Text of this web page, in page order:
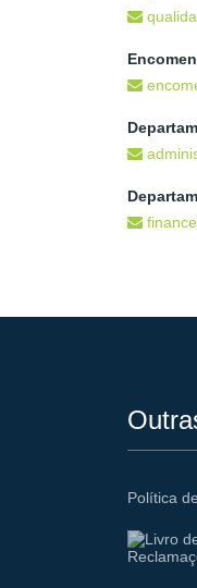
Política